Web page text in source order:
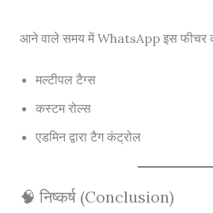
आने वाले समय में WhatsApp इस फीचर
मल्टीपल टैग्स
कस्टम रोल्स
एडमिन द्वारा टैग कंट्रोल
🧠 निष्कर्ष (Conclusion)